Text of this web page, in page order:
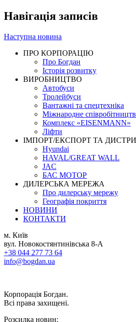
Навігація записів
Наступна новина
ПРО КОРПОРАЦІЮ
Про Богдан
Історія розвитку
ВИРОБНИЦТВО
Автобуси
Тролейбуси
Вантажні та спецтехніка
Міжнародне
Комплекс «EISENMANN»
Ліфти
ІМПОРТ/ЕКСПОРТ ТА
Hyundai
HAVAL/GREAT WALL
JAC
БАС МОТОР
ДИЛЕРСЬКА МЕРЕЖА
Про дилерську мережу
Географія покриття
НОВИНИ
КОНТАКТИ
м. Київ
вул. Новокостянтинівська 8-А
+38 044 277 73 64
info@bogdan.ua
Корпорація Богдан.
Всі права захищені.
Розсилка новин: